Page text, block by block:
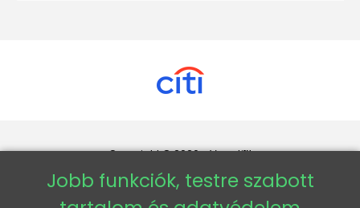
Copyright © 2026 - Veneti™
Veneti HU
Jobb funkciók, testre szabott